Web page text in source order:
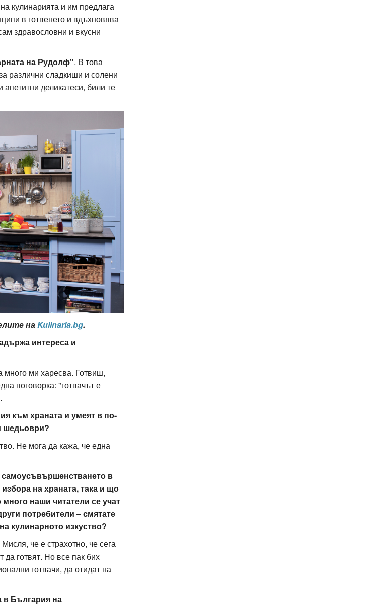
кулинарията и им предлага
в готвенето и вдъхновява
здравословни и вкусни
на Рудолф". В това
различни сладкиши и солени
апетитни деликатеси, били те
наKulinaria.bg.
интереса и
много ми харесва. Готвиш,
поговорка: "готвачът е
към храната и умеят в по-
шедьоври?
Не мога да кажа, че една
в
на храната, така и що
наши читатели се учат
потребители – смятате
кулинарното изкуство?
че е страхотно, че сега
да готвят. Но все пак бих
готвачи, да отидат на
в България на